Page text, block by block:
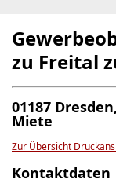
zu Freital
01187
Miete
Zur Übersicht
Kontaktdaten